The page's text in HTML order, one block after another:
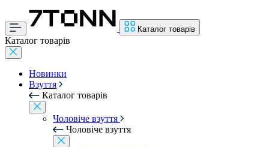
Каталог товарів
Каталог товарів
Новинки
Взуття
Каталог товарів
Чоловіче взуття
Чоловіче взуття